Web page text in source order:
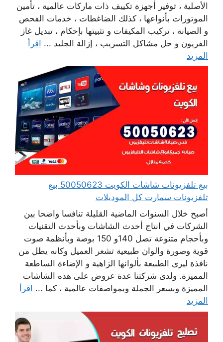
الأصلية ، توفير أجهزة تكييف ذات ماركات عالمية ، تأمين
الموتورات بأنواعها ، كذلك الضاغطات ، خدمات الفحص
و الصيانة ، تركيب المكيفات و تثبيتها بإحكام ، تبديل غاز
الفريون و حل مشاكل التسريب ، إزالة الجليد ... اقرأ
المزيد
بيع تلفزيونات شاشات الكويت 50050623 بيع
تلفزيونات سمارت كل الموديلات
أصبح خلال السنوات الماضية القليلة تنافسا واضحا بين
الشركات في انتاج أحدث الشاشات وبأحدث التقنيات
وبأحجام متنوعة تصل 140و 150 بوصة وبأنظمة صوت
قوية وصورة والوان طبيعية تشعر العميل وكانه يطل من
نافذة ليرى الطبيعة بألوانها الزاهية و الإضاءة الساطعة
المميزة. ولدى شركتنا عدة عروض على هذه الشاشات
المميزة وبسعر الجملة وبمواصفات عالمية ، كما ... اقرأ
المزيد